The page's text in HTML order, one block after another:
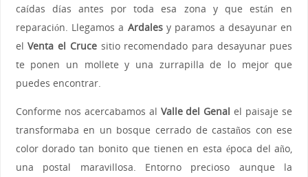
caídas días antes por toda esa zona y que están en
reparación. Llegamos a Ardalesy paramos a desayunar en
elVenta el Crucesitio recomendado para desayunar pues
te ponen un mollete y una zurrapilla de lo mejor que
puedes encontrar.
Conforme nos acercabamos al Valle del Genal el paisaje se
transformaba en un bosque cerrado de castaños con ese
color dorado tan bonito que tienen en esta época del año,
una postal maravillosa. Entorno precioso aunque la